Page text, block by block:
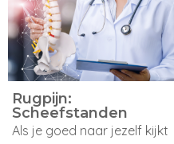
Rugpijn:
Scheefstanden
Als je goed naar jezelf kijkt